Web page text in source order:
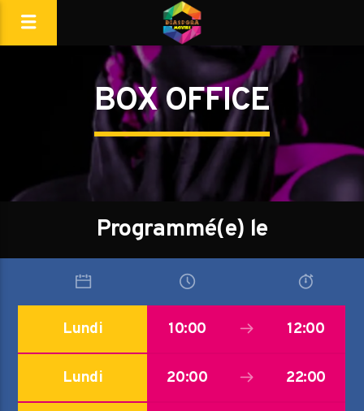
BOX OFFICE
Programmé(e) le
Lundi 10:00 12:00
Lundi 20:00 22:00